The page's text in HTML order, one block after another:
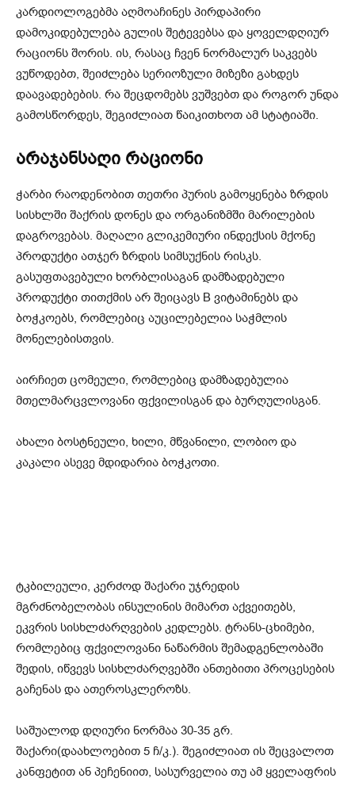
კარდიოლოგებმა აღმოაჩინეს პირდაპირი
დამოკიდებულება გულის შეტევებსა და ყოველდღიურ
რაციონს შორის. ის, რასაც ჩვენ ნორმალურ საკვებს
ვუწოდებთ, შეიძლება სერიოზული მიზეზი გახდეს
დაავადებების. რა შეცდომებს ვუშვებთ და როგორ უნდა
გამოსწორდეს, შეგიძლიათ წაიკითხოთ ამ სტატიაში.
არაჯანსაღი რაციონი
ჭარბი რაოდენობით თეთრი პურის გამოყენება ზრდის
სისხლში შაქრის დონეს და ორგანიზმში მარილების
დაგროვებას. მაღალი გლიკემიური ინდექსის მქონე
პროდუქტი ათჯერ ზრდის სიმსუქნის რისკს.
გასუფთავებული ხორბლისაგან დამზადებული
პროდუქტი თითქმის არ შეიცავს B ვიტამინებს და
ბოჭკოებს, რომლებიც აუცილებელია საჭმლის
მონელებისთვის.
აირჩიეთ ცომეული, რომლებიც დამზადებულია
მთელმარცვლოვანი ფქვილისგან და ბურღულისგან.
ახალი ბოსტნეული, ხილი, მწვანილი, ლობიო და
კაკალი ასევე მდიდარია ბოჭკოთი.
ტკბილეული, კერძოდ შაქარი უჯრედის
მგრძნობელობას ინსულინის მიმართ აქვეითებს,
ეკვრის სისხლძარღვების კედლებს. ტრანს-ცხიმები,
რომლებიც ფქვილოვანი ნაწარმის შემადგენლობაში
შედის, იწვევს სისხლძარღვებში ანთებითი პროცესების
გაჩენას და ათეროსკლეროზს.
საშუალოდ დღიური ნორმაა 30-35 გრ.
შაქარი(დაახლოებით 5 ჩ/კ.). შეგიძლიათ ის შეცვალოთ
კანფეტით ან პეჩენიით, სასურველია თუ ამ ყველაფრის